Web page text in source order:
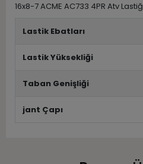
16x8-7 ACME AC733 4PR Atv
Lastik Ebatları
Lastik Yüksekliği
Taban Genişliği
jant Çapı